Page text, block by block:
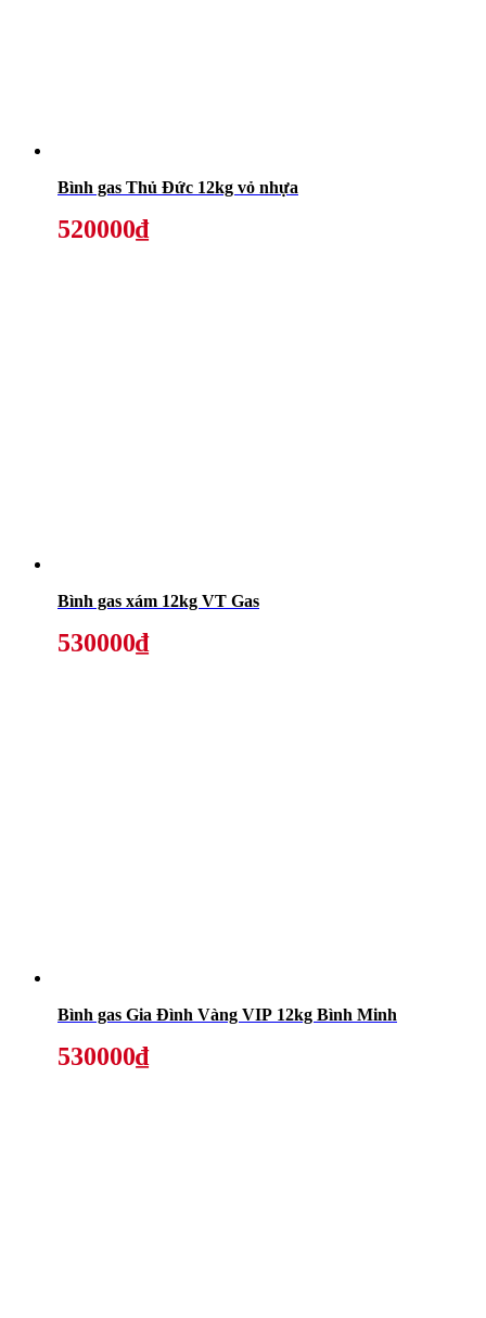
Bình gas Thủ Đức 12kg vỏ nhựa
520000₫
Bình gas xám 12kg VT Gas
530000₫
Bình gas Gia Đình Vàng VIP 12kg Bình Minh
530000₫